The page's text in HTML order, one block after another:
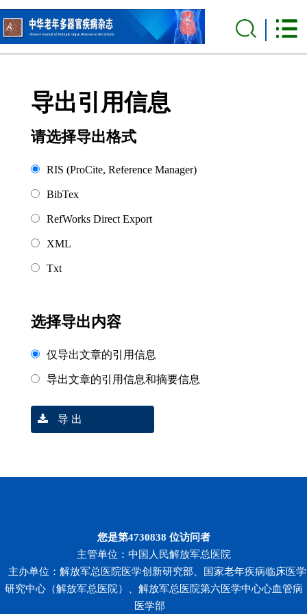
导出引用信息
请选择导出格式
RIS (ProCite, Reference Manager)
BibTex
RefWorks Direct Export
XML
Txt
选择导出内容
仅导出文章的引用信息
导出文章的引用信息和摘要信息
导 出
您是第4730838 位访问者
主管单位：中国人民解放军总医院
主办单位：解放军总医院医学创新研究部、国家老年疾病临床医学
研究中心（解放军总医院）、解放军总医院第六医学中心心血管病
医学部